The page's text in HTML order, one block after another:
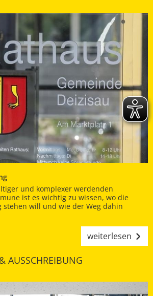
und komplexer werdenden
ist es wichtig zu wissen, wo die
stehen will und wie der Weg dahin
weiterlesen
AUSSCHREIBUNG